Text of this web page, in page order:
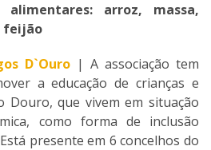
alimentares: arroz, massa,
feijão
D`Ouro | A associação tem
a educação de crianças e
Douro, que vivem em situação
como forma de inclusão
presente em 6 concelhos do